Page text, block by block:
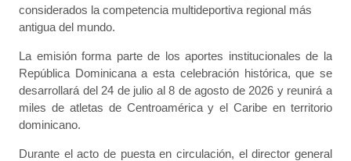
considerados la competencia multideportiva regional más
antigua del mundo.
La emisión forma parte de los aportes institucionales de la
República Dominicana a esta celebración histórica, que se
desarrollará del 24 de julio al 8 de agosto de 2026 y reunirá a
miles de atletas de Centroamérica y el Caribe en territorio
dominicano.
Durante el acto de puesta en circulación, el director general